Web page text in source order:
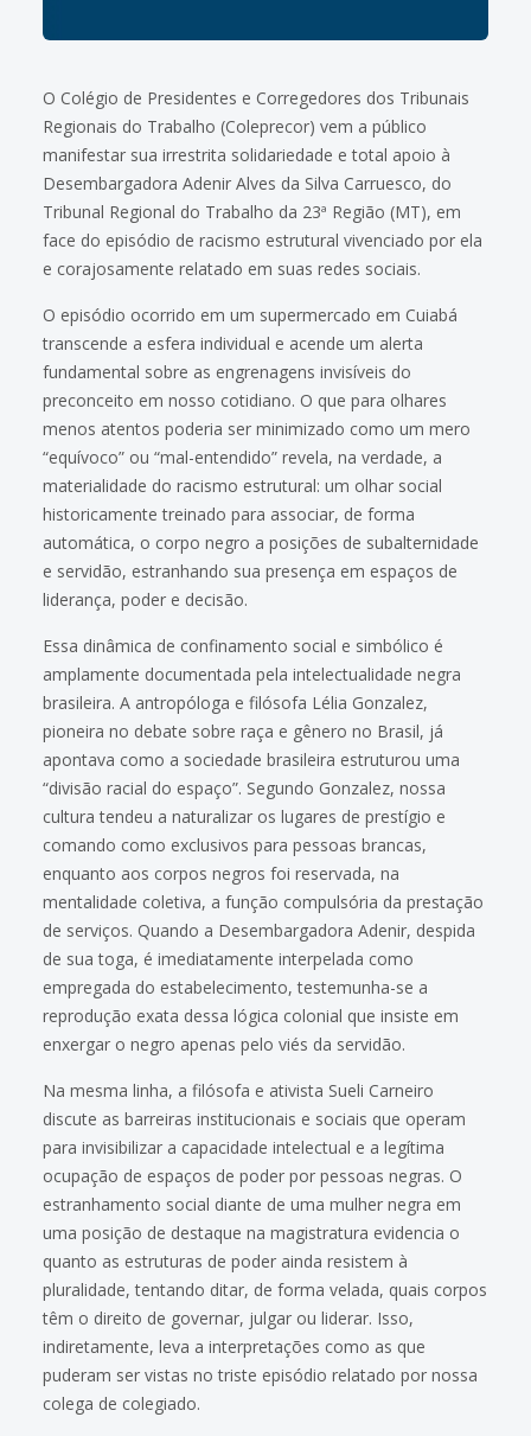
O Colégio de Presidentes e Corregedores dos Tribunais
Regionais do Trabalho (Coleprecor) vem a público
manifestar sua irrestrita solidariedade e total apoio à
Desembargadora Adenir Alves da Silva Carruesco, do
Tribunal Regional do Trabalho da 23ª Região (MT), em
face do episódio de racismo estrutural vivenciado por ela
e corajosamente relatado em suas redes sociais.
O episódio ocorrido em um supermercado em Cuiabá
transcende a esfera individual e acende um alerta
fundamental sobre as engrenagens invisíveis do
preconceito em nosso cotidiano. O que para olhares
menos atentos poderia ser minimizado como um mero
“equívoco” ou “mal-entendido” revela, na verdade, a
materialidade do racismo estrutural: um olhar social
historicamente treinado para associar, de forma
automática, o corpo negro a posições de subalternidade
e servidão, estranhando sua presença em espaços de
liderança, poder e decisão.
Essa dinâmica de confinamento social e simbólico é
amplamente documentada pela intelectualidade negra
brasileira. A antropóloga e filósofa Lélia Gonzalez,
pioneira no debate sobre raça e gênero no Brasil, já
apontava como a sociedade brasileira estruturou uma
“divisão racial do espaço”. Segundo Gonzalez, nossa
cultura tendeu a naturalizar os lugares de prestígio e
comando como exclusivos para pessoas brancas,
enquanto aos corpos negros foi reservada, na
mentalidade coletiva, a função compulsória da prestação
de serviços. Quando a Desembargadora Adenir, despida
de sua toga, é imediatamente interpelada como
empregada do estabelecimento, testemunha-se a
reprodução exata dessa lógica colonial que insiste em
enxergar o negro apenas pelo viés da servidão.
Na mesma linha, a filósofa e ativista Sueli Carneiro
discute as barreiras institucionais e sociais que operam
para invisibilizar a capacidade intelectual e a legítima
ocupação de espaços de poder por pessoas negras. O
estranhamento social diante de uma mulher negra em
uma posição de destaque na magistratura evidencia o
quanto as estruturas de poder ainda resistem à
pluralidade, tentando ditar, de forma velada, quais corpos
têm o direito de governar, julgar ou liderar. Isso,
indiretamente, leva a interpretações como as que
puderam ser vistas no triste episódio relatado por nossa
colega de colegiado.